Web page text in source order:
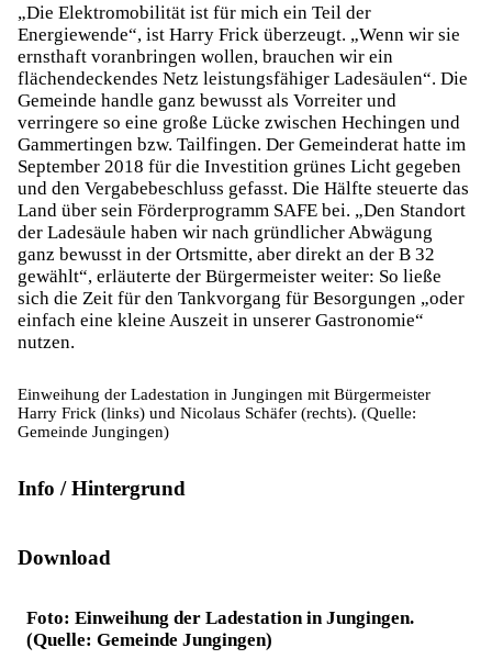
„Die Elektromobilität ist für mich ein Teil der
Energiewende“, ist Harry Frick überzeugt. „Wenn wir sie
ernsthaft voranbringen wollen, brauchen wir ein
flächendeckendes Netz leistungsfähiger Ladesäulen“. Die
Gemeinde handle ganz bewusst als Vorreiter und
verringere so eine große Lücke zwischen Hechingen und
Gammertingen bzw. Tailfingen. Der Gemeinderat hatte im
September 2018 für die Investition grünes Licht gegeben
und den Vergabebeschluss gefasst. Die Hälfte steuerte das
Land über sein Förderprogramm SAFE bei. „Den Standort
der Ladesäule haben wir nach gründlicher Abwägung
ganz bewusst in der Ortsmitte, aber direkt an der B 32
gewählt“, erläuterte der Bürgermeister weiter: So ließe
sich die Zeit für den Tankvorgang für Besorgungen „oder
einfach eine kleine Auszeit in unserer Gastronomie“
nutzen.
Einweihung der Ladestation in Jungingen mit Bürgermeister
Harry Frick (links) und Nicolaus Schäfer (rechts). (Quelle:
Gemeinde Jungingen)
Info / Hintergrund
Download
Foto: Einweihung der Ladestation in Jungingen.
(Quelle: Gemeinde Jungingen)